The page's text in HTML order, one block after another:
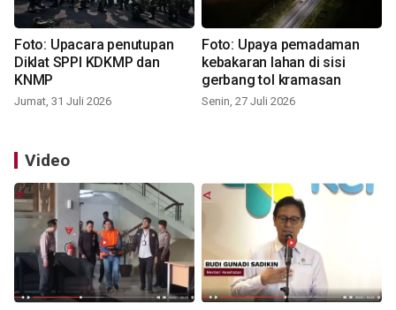
Foto: Upacara penutupan
Diklat SPPI KDKMP dan
KNMP
Jumat, 31 Juli 2026
Foto: Upaya pemadaman
kebakaran lahan di sisi
gerbang tol kramasan
Senin, 27 Juli 2026
Video